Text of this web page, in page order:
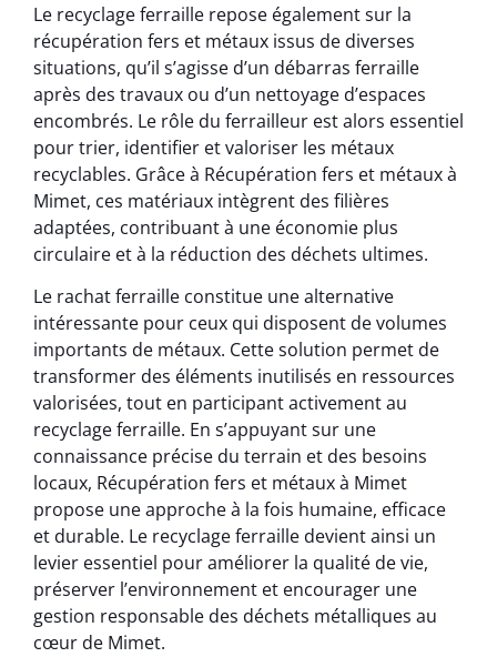
Le recyclage ferraille repose également sur la
récupération fers et métaux issus de diverses
situations, qu’il s’agisse d’un débarras ferraille
après des travaux ou d’un nettoyage d’espaces
encombrés. Le rôle du ferrailleur est alors essentiel
pour trier, identifier et valoriser les métaux
recyclables. Grâce à Récupération fers et métaux à
Mimet, ces matériaux intègrent des filières
adaptées, contribuant à une économie plus
circulaire et à la réduction des déchets ultimes.
Le rachat ferraille constitue une alternative
intéressante pour ceux qui disposent de volumes
importants de métaux. Cette solution permet de
transformer des éléments inutilisés en ressources
valorisées, tout en participant activement au
recyclage ferraille. En s’appuyant sur une
connaissance précise du terrain et des besoins
locaux, Récupération fers et métaux à Mimet
propose une approche à la fois humaine, efficace
et durable. Le recyclage ferraille devient ainsi un
levier essentiel pour améliorer la qualité de vie,
préserver l’environnement et encourager une
gestion responsable des déchets métalliques au
cœur de Mimet.